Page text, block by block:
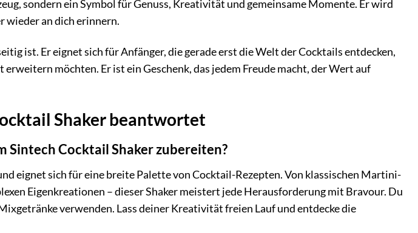
sondern ein Symbol für Genuss, Kreativität und gemeinsame Momente. Er wird
wieder an dich erinnern.
ist. Er eignet sich für Anfänger, die gerade erst die Welt der Cocktails entdecken,
möchten. Er ist ein Geschenk, das jedem Freude macht, der Wert auf
Shaker beantwortet
Sintech Cocktail Shaker zubereiten?
eignet sich für eine breite Palette von Cocktail-Rezepten. Von klassischen Martini-
Eigenkreationen – dieser Shaker meistert jede Herausforderung mit Bravour. Du
verwenden. Lass deiner Kreativität freien Lauf und entdecke die